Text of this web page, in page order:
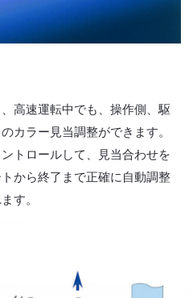
高速運転中でも、操作側、駆
カラー見当調整ができます。
トロールして、見当合わせを
から終了まで正確に自動調整
す。